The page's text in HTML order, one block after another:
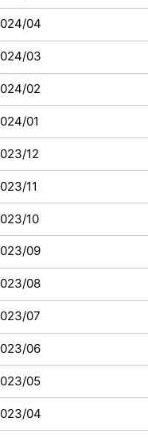
04
03
02
01
12
11
10
09
08
07
06
05
04